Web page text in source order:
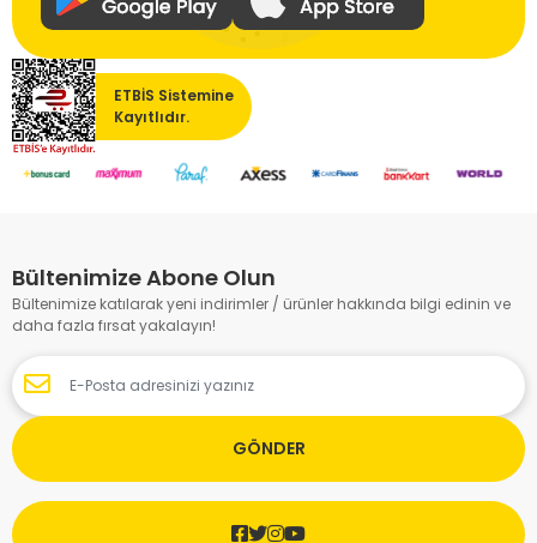
ETBİS Sistemine
Kayıtlıdır.
Bültenimize Abone Olun
Bültenimize katılarak yeni indirimler / ürünler hakkında bilgi edinin ve
daha fazla fırsat yakalayın!
GÖNDER